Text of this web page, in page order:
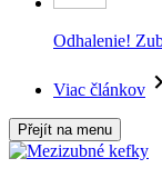
Odhalenie!
Viac článkov
Přejít na menu